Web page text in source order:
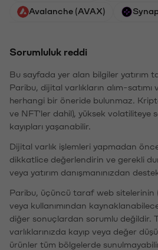
Avalanche (AVAX)
Sorumluluk reddi
Bu sayfada yer alan bilgiler yatırım
Paribu, dijital varlıkların alım-satımı
herhangi bir öneride bulunmaz.
ve NFT'ler dahil), yüksek volatiliteye
kayıpları yaşanabilir.
Dijital varlık işlemleri yapmadan
dikkatlice değerlendirin ve gerekli
veya yatırım danışmanınızdan
Paribu, üçüncü taraf web sitelerinin
veya kullanımından
diğer sonuçlardan sorumlu değildir.
varlıklarınızda kayıp veya değer
ürünler tüm bölgelerde